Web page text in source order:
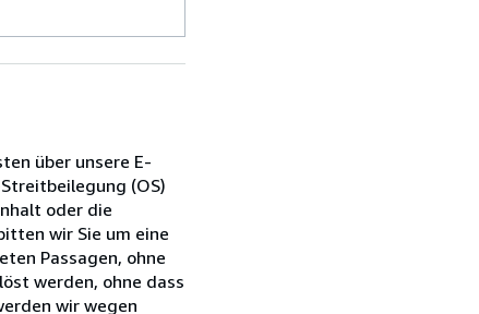
über unsere E-
(OS)
oder die
wir Sie um eine
Passagen, ohne
werden, ohne dass
wir wegen